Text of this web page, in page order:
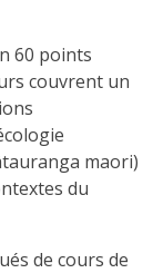
60 points
couvrent un
maori)
du
de cours de